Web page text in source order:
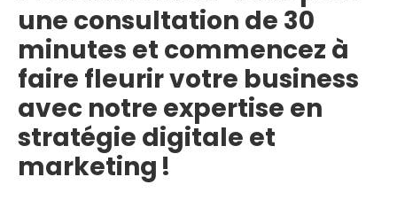
une consultation de 30
minutes et commencez à
faire fleurir votre business
avec notre expertise en
stratégie digitale et
marketing !